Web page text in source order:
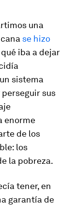
una
se hizo
iba a dejar
sistema
sus
enorme
de los
los
la pobreza.
tener, en
garantía de